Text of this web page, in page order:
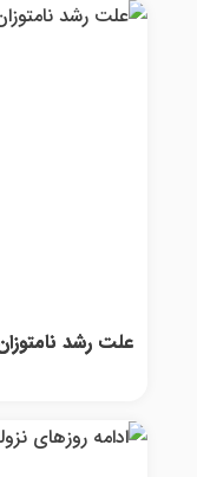
علت رشد